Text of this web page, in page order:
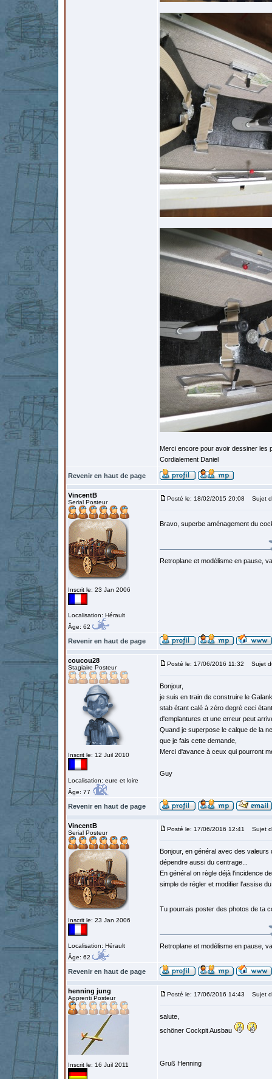
Merci encore pour avoir dessiner les
Cordialement Daniel
Revenir en haut de page
VincentB
Serial Posteur
Inscrit le: 23 Jan 2006
Localisation: Hérault
Âge: 62
Posté le: 18/02/2015 20:08 Sujet
Bravo, superbe aménagement du
Retroplane et modélisme en pause,
Revenir en haut de page
coucou28
Stagiaire Posteur
Inscrit le: 12 Juil 2010
Localisation: eure et loire
Âge: 77
Posté le: 17/06/2016 11:32 Sujet
Bonjour,
je suis en train de construire le
stab étant calé à zéro degré ceci
d'emplantures et une erreur peut
Quand je superpose le calque de la
que je fais cette demande,
Merci d'avance à ceux qui pourront
Guy
Revenir en haut de page
VincentB
Serial Posteur
Inscrit le: 23 Jan 2006
Localisation: Hérault
Âge: 62
Posté le: 17/06/2016 12:41 Sujet
Bonjour, en général avec des
dépendre aussi du centrage...
En général on règle déjà l'incidence
simple de régler et modifier l'assise
Tu pourrais poster des photos de ta
Retroplane et modélisme en pause,
Revenir en haut de page
henning jung
Apprenti Posteur
Inscrit le: 16 Juil 2011
Posté le: 17/06/2016 14:43 Sujet
salute,
schöner Cockpit Ausbau
Gruß Henning